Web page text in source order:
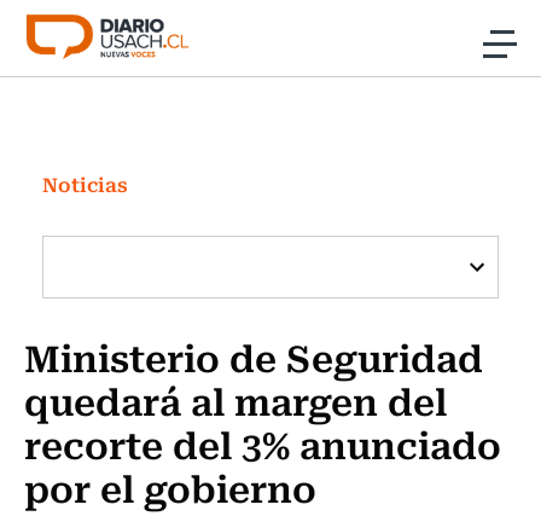
Click acá para ir directamente al contenido
Investigación
Cultura
Programas Radio y TV Usach
Noticias
Ministerio de Seguridad
quedará al margen del
recorte del 3% anunciado
por el gobierno